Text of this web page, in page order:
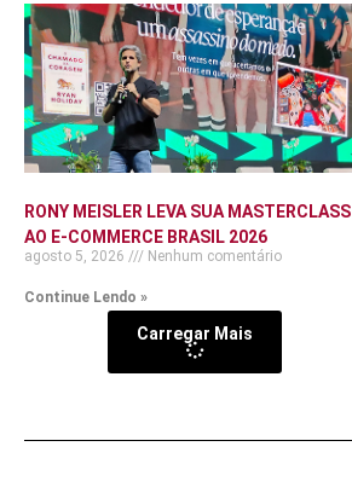
RONY MEISLER LEVA SUA MASTERCLASS
AO E-COMMERCE BRASIL 2026
agosto 5, 2026 Nenhum comentário
Continue Lendo »
Carregar Mais